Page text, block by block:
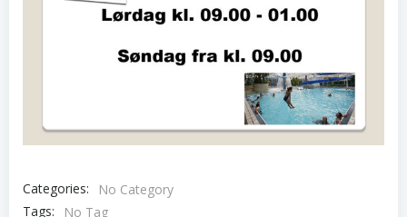
Categories:
No Category
Tags:
No Tag